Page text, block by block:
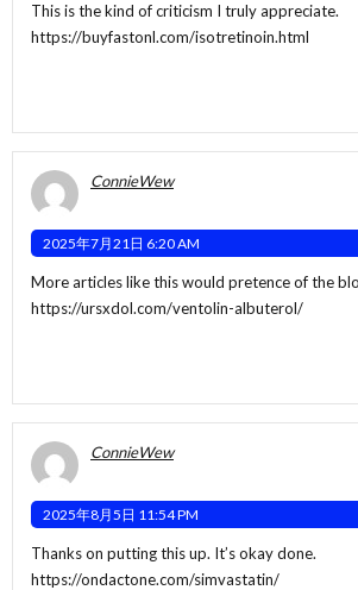
This is the kind of criticism I truly appreciate.
https://buyfastonl.com/isotretinoin.html
ConnieWew
2025年7月21日 6:20 AM
More articles like this would pretence of the
https://ursxdol.com/ventolin-albuterol/
ConnieWew
2025年8月5日 11:54 PM
Thanks on putting this up. It’s okay done.
https://ondactone.com/simvastatin/